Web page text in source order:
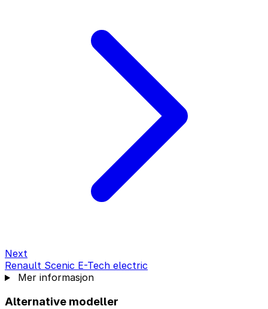
Next
Renault Scenic E-Tech electric
Mer informasjon
Alternative modeller